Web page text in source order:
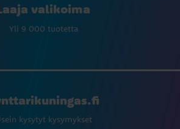
valikoima
Yli 9 000 tuotetta
kysytyt kysymykset